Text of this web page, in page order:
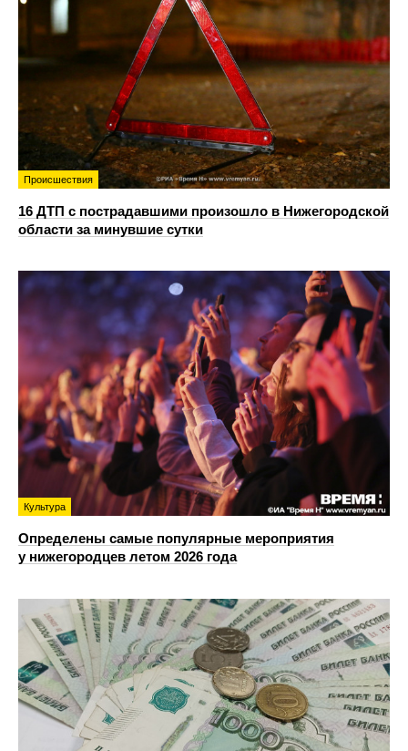
Происшествия
16 ДТП с пострадавшими произошло в Нижегородской
области за минувшие сутки
Культура
Определены самые популярные мероприятия
у нижегородцев летом 2026 года